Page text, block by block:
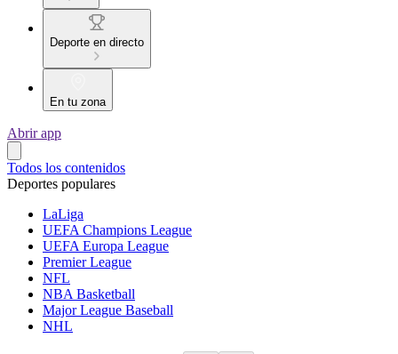
Deporte en directo
En tu zona
Abrir app
Todos los contenidos
Deportes populares
LaLiga
UEFA Champions League
UEFA Europa League
Premier League
NFL
NBA Basketball
Major League Baseball
NHL